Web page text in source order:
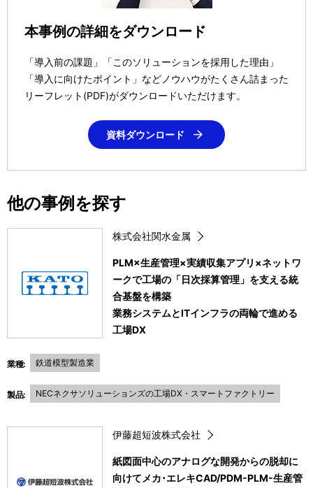
本事例の詳細をダウンロード
「導入前の課題」「このソリューションを採用した理由」
「導入に向けたポイント」などノウハウがたくさん詰まった
リーフレット(PDF)がダウンロードいただけます。
資料ダウンロード
他の事例を探す
株式会社関水金属
PLM×生産管理×実績収集アプリ×ネットワ
ークで工場の「日次採算管理」を支える統
合基盤を構築
業務システムとITインフラの両輪で進める
工場DX
業種: 鉄道模型製造業
製品: NECネクサソリューションズの工場DX・スマートファクトリー
伊藤超短波株式会社
紙図面中心のアナログな開発からの脱却に
向けてメカ･エレキCAD/PDM-PLM-生産管